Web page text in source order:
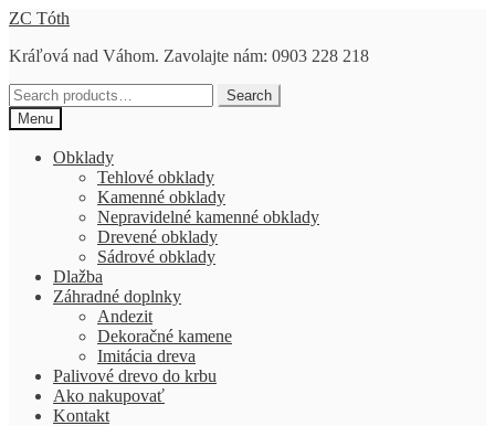
Preskočiť
navigáciu
Preskočiť
obsah
ZC Tóth
Kráľová nad Váhom. Zavolajte nám: 0903 228 218
Search
for:
Search
Menu
Obklady
Tehlové obklady
Kamenné obklady
Nepravidelné kamenné obklady
Drevené obklady
Sádrové obklady
Dlažba
Záhradné doplnky
Andezit
Dekoračné kamene
Imitácia dreva
Palivové drevo do krbu
Ako nakupovať
Kontakt